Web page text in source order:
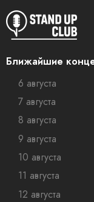
Ближайшие
6 августа
7 августа
8 августа
9 августа
10 августа
11 августа
12 августа